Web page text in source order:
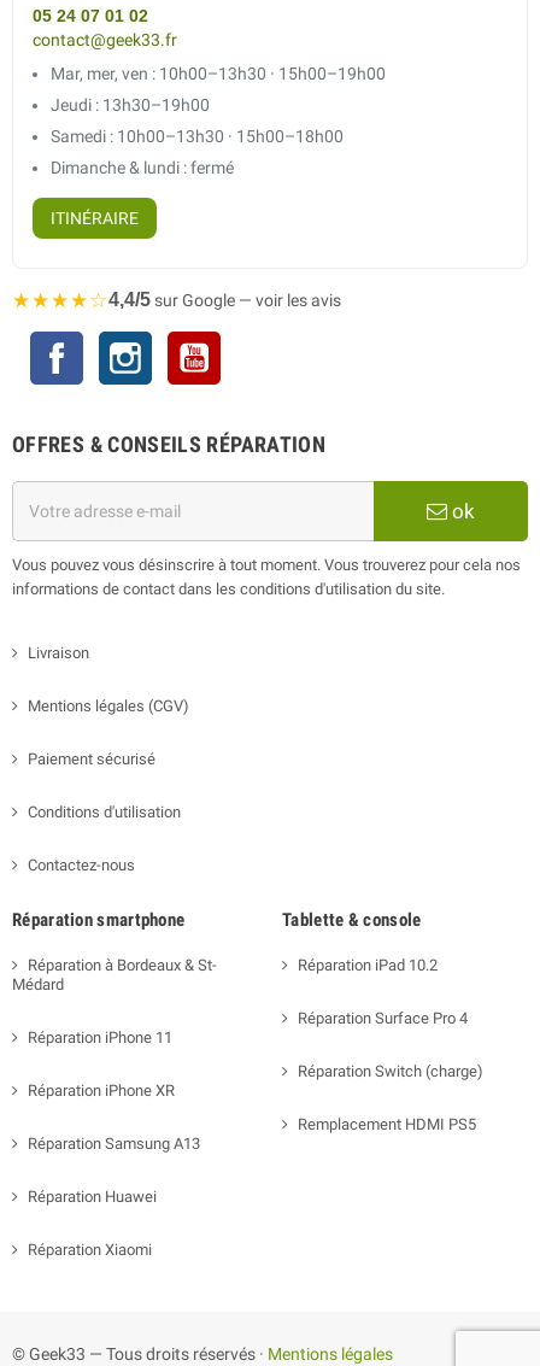
05 24 07 01 02
contact@geek33.fr
Mar, mer, ven : 10h00–13h30 · 15h00–19h00
Jeudi : 13h30–19h00
Samedi : 10h00–13h30 · 15h00–18h00
Dimanche & lundi : fermé
ITINÉRAIRE
★★★★☆4,4/5sur Google — voir les avis
Facebook Instagram
OFFRES & CONSEILS RÉPARATION
ok
Vous pouvez vous désinscrire à tout moment. Vous trouverez pour cela nos
informations de contact dans les conditions d'utilisation du site.
Livraison
Mentions légales (CGV)
Paiement sécurisé
Conditions d'utilisation
Contactez-nous
Réparation smartphone
Réparation à Bordeaux & St-
Médard
Réparation iPhone 11
Réparation iPhone XR
Réparation Samsung A13
Réparation Huawei
Réparation Xiaomi
Tablette & console
Réparation iPad 10.2
Réparation Surface Pro 4
Réparation Switch (charge)
Remplacement HDMI PS5
© Geek33 — Tous droits réservés · Mentions légales